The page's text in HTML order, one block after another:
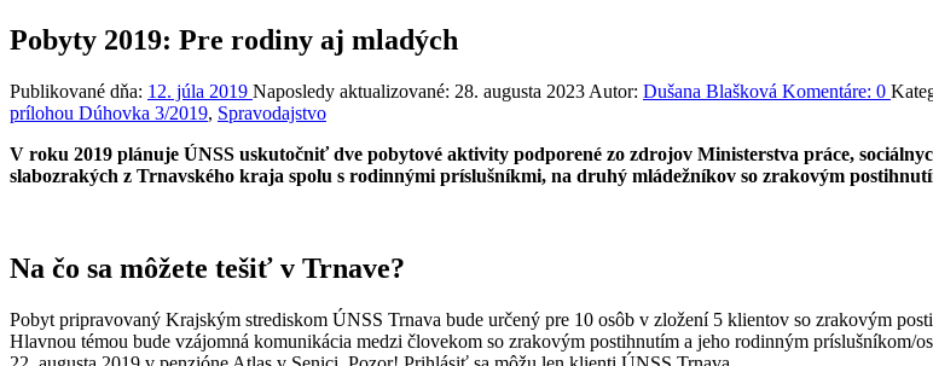
Pobyty 2019: Pre rodiny aj mladých
Publikované dňa: 12. júla 2019 Naposledy aktualizované: 28. augusta 2023 Autor: Dušana Blašková Komentáre: 0
prílohou Dúhovka 3/2019, Spravodajstvo
V roku 2019 plánuje ÚNSS uskutočniť dve pobytové aktivity podporené zo zdrojov Ministerstva práce,
slabozrakých z Trnavského kraja spolu s rodinnými príslušníkmi, na druhý mládežníkov so zrakovým
Na čo sa môžete tešiť v Trnave?
Pobyt pripravovaný Krajským strediskom ÚNSS Trnava bude určený pre 10 osôb v zložení 5 klientov so zrakovým
Hlavnou témou bude vzájomná komunikácia medzi človekom so zrakovým postihnutím a jeho rodinným príslušníkom/